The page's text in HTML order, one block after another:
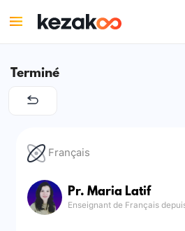
Terminé
Français
Pr. Maria Latif
Enseignant de Français